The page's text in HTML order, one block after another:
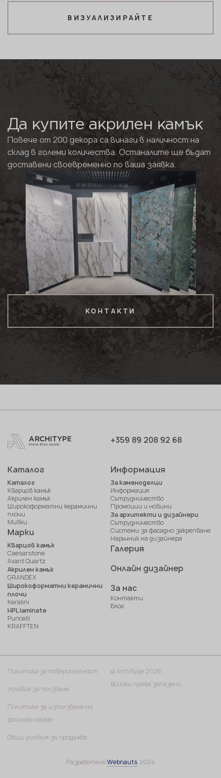
ВИЗУАЛИЗИРАЙТЕ
Да купите акрилен камък
Повече от 200 декора са винаги в наличност на
склад в големи количества. Останалите ще бъдат
доставени своевременно по ваша заявка.
КОНТАКТИ
+359 89 208 92 68
Каталог
Каталог
Кварцов камък
Акрилен камък
Широкоформатни керамични
плочи
Мивки
Марки
Кварцов камък
Caesarstone
Avant Quartz
Акрилен камък
GRANDEX
Широкоформатни керамични
плочи
Keralini
HPL laminate
Puricelli
KRAFFTEN
Информация
За каменоделци
Информация
Сътрудничество
Промоции и новини
За архитекти и дизайнери
Сътрудничество
Системи за фасадно закрепване
Наръчник на дизайнера
Галерия
Онлайн дизайнер
За нас
Контакти
Блог
© Architype 2026.
Всички права запазени
Политика за поверителност
Условия за ползване
Политика за използване на
файлове-cookie
Общи условия за продажба
РазработеноWebnauts 2024